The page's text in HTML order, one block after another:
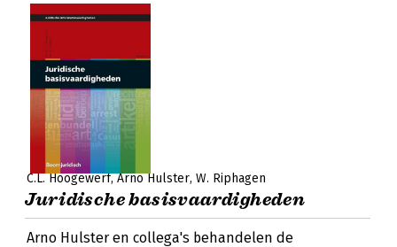
C.L. Hoogewerf Arno Hulster W. Riphagen
Juridische basisvaardigheden
Arno Hulster en collega's behandelen de